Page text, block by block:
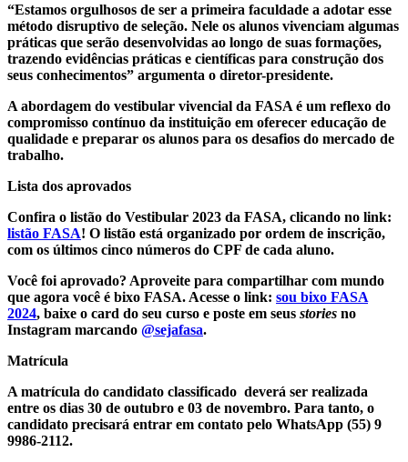
“Estamos orgulhosos de ser a primeira faculdade a adotar esse
método disruptivo de seleção. Nele os alunos vivenciam algumas
práticas que serão desenvolvidas ao longo de suas formações,
trazendo evidências práticas e científicas para construção dos
seus conhecimentos” argumenta o diretor-presidente.
A abordagem do vestibular vivencial da FASA é um reflexo do
compromisso contínuo da instituição em oferecer educação de
qualidade e preparar os alunos para os desafios do mercado de
trabalho.
Lista dos aprovados
Confira o listão do Vestibular 2023 da FASA, clicando no link:
listão FASA! O listão está organizado por ordem de inscrição,
com os últimos cinco números do CPF de cada aluno.
Você foi aprovado? Aproveite para compartilhar com mundo
que agora você é bixo FASA. Acesse o link: sou bixo FASA
2024, baixe o card do seu curso e poste em seus stories no
Instagram marcando @sejafasa.
Matrícula
A matrícula do candidato classificado deverá ser realizada
entre os dias 30 de outubro e 03 de novembro. Para tanto, o
candidato precisará entrar em contato pelo WhatsApp (55) 9
9986-2112.